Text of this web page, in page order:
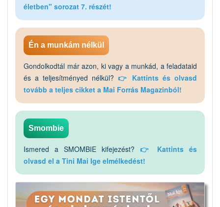
életben" sorozat 7. részét!
Én a munkám nélkül
Gondolkodtál már azon, ki vagy a munkád, a feladataid
és a teljesítményed nélkül? 👉 Kattints és olvasd
tovább a teljes cikket a Mai Forrás Magazinból!
Smombie
Ismered a SMOMBIE kifejezést? 👉 Kattints és
olvasd el a Tini Mai Ige elmélkedést!